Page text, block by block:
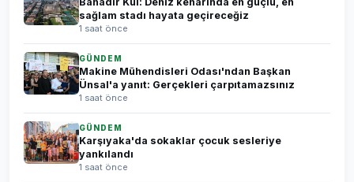
sağlam stadı hayata geçireceğiz
1 saat önce
GÜNDEM
Makine Mühendisleri Odası'ndan Başkan
Ünsal'a yanıt: Gerçekleri çarpıtamazsınız
1 saat önce
GÜNDEM
Karşıyaka'da sokaklar çocuk sesleriye
yankılandı
1 saat önce